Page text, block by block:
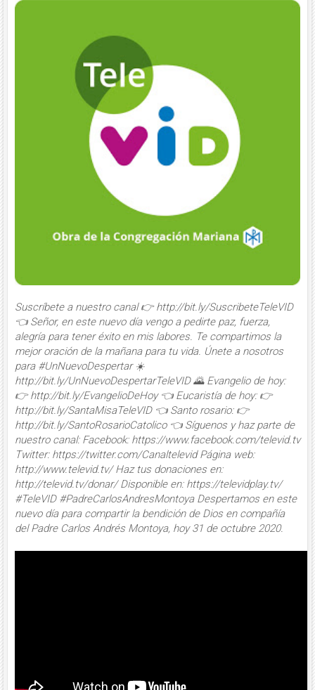
Suscríbete a nuestro canal 👉 http://bit.ly/SuscribeteTeleVID
👈 Señor, en este nuevo día vengo a pedirte paz, fuerza,
alegría para tener éxito en mis labores. Te compartimos la
mejor oración de la mañana para tu vida. Únete a nosotros
para #UnNuevoDespertar ☀️
http://bit.ly/UnNuevoDespertarTeleVID 🌄 Evangelio de hoy:
👉 http://bit.ly/EvangelioDeHoy 👈 Eucaristía de hoy: 👉
http://bit.ly/SantaMisaTeleVID 👈 Santo rosario: 👉
http://bit.ly/SantoRosarioCatolico 👈 Síguenos y haz parte de
nuestro canal: Facebook: https://www.facebook.com/televid.tv
Twitter: https://twitter.com/Canaltelevid Página web:
http://www.televid.tv/ Haz tus donaciones en:
http://televid.tv/donar/ Disponible en: https://televidplay.tv/
#TeleVID #PadreCarlosAndresMontoya Despertamos en este
nuevo día para compartir la bendición de Dios en compañía
del Padre Carlos Andrés Montoya, hoy 31 de octubre 2020.